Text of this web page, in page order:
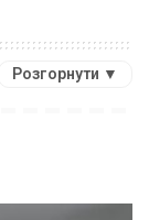
Розгорнути ▼